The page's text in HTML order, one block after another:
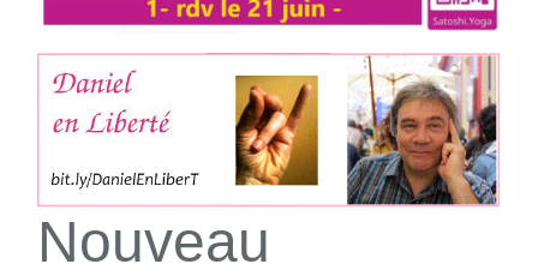
Nouveau